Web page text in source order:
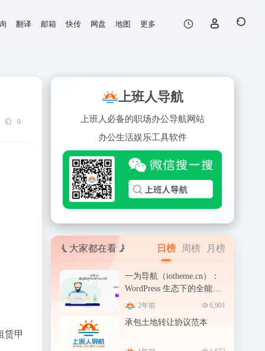
翻译 邮箱 快传 网盘 地图 更多
0
赁甲
上班人导航
上班人必备的职场办公导航网站
办公生活娱乐工具软件
大家都在看 日榜 周榜 月榜
一为导航（iotheme.cn）：
WordPress 生态下的全能导
航站 OneNav
2年前 6,901
承包土地转让协议范本